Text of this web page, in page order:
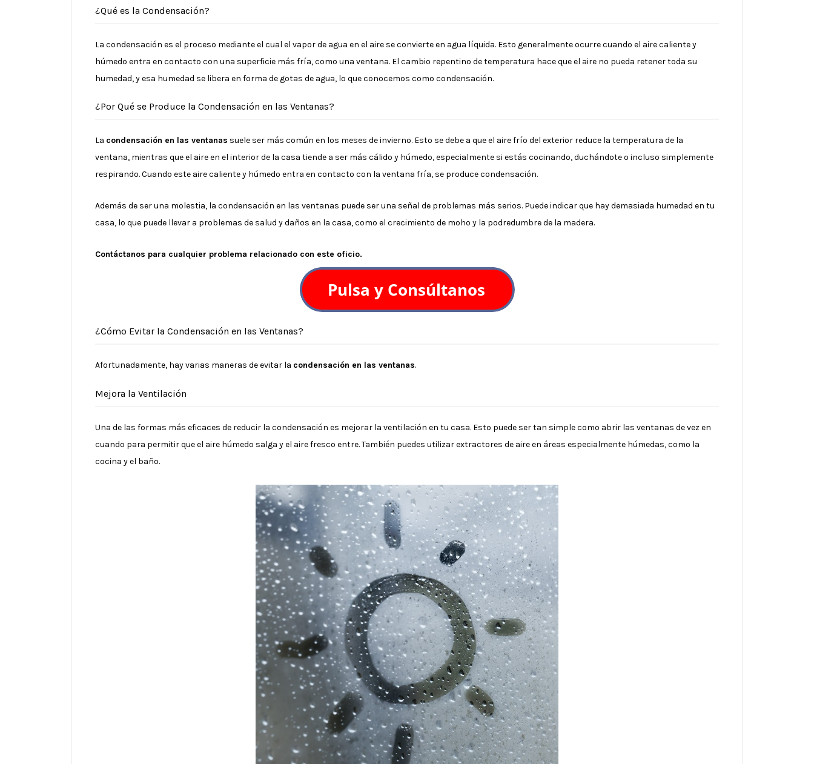
¿Qué es la Condensación?
La condensación es el proceso mediante el cual el vapor de agua en el aire se convierte en agua líquida. Esto generalmente ocurre cuando el aire caliente y
húmedo entra en contacto con una superficie más fría, como una ventana. El cambio repentino de temperatura hace que el aire no pueda retener toda su
humedad, y esa humedad se libera en forma de gotas de agua, lo que conocemos como condensación.
¿Por Qué se Produce la Condensación en las Ventanas?
La condensación en las ventanas suele ser más común en los meses de invierno. Esto se debe a que el aire frío del exterior reduce la temperatura de la
ventana, mientras que el aire en el interior de la casa tiende a ser más cálido y húmedo, especialmente si estás cocinando, duchándote o incluso simplemente
respirando. Cuando este aire caliente y húmedo entra en contacto con la ventana fría, se produce condensación.
Además de ser una molestia, la condensación en las ventanas puede ser una señal de problemas más serios. Puede indicar que hay demasiada humedad en tu
casa, lo que puede llevar a problemas de salud y daños en la casa, como el crecimiento de moho y la podredumbre de la madera.
Contáctanos para cualquier problema relacionado con este oficio.
¿Cómo Evitar la Condensación en las Ventanas?
Afortunadamente, hay varias maneras de evitar la condensación en las ventanas.
Mejora la Ventilación
Una de las formas más eficaces de reducir la condensación es mejorar la ventilación en tu casa. Esto puede ser tan simple como abrir las ventanas de vez en
cuando para permitir que el aire húmedo salga y el aire fresco entre. También puedes utilizar extractores de aire en áreas especialmente húmedas, como la
cocina y el baño.